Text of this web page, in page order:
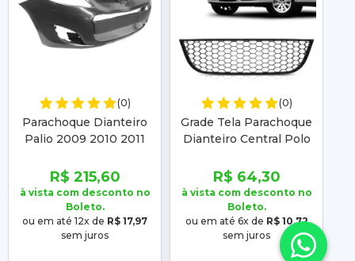
(0)
Parachoque Dianteiro
Palio 2009 2010 2011
2010 2011 2012 Preto
Liso
R$ 215,60
à vista com desconto no
Boleto.
ou em até 12x de R$ 17,97
sem juros
(0)
Grade Tela Parachoque
Dianteiro Central Polo
2010 2011 2012
R$ 64,30
à vista com desconto no
Boleto.
ou em até 6x de R$ 10,72
sem juros